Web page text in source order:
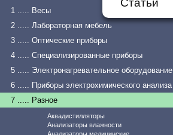
Статьи
1 ..... Весы
2 ..... Лабораторная мебель
3 ..... Оптические приборы
4 ..... Специализированные приборы
5 ..... Электронагревательное оборудование
6 ..... Приборы электрохимического анализа
7 ..... Разное
Аквадистилляторы
Анализаторы влажности